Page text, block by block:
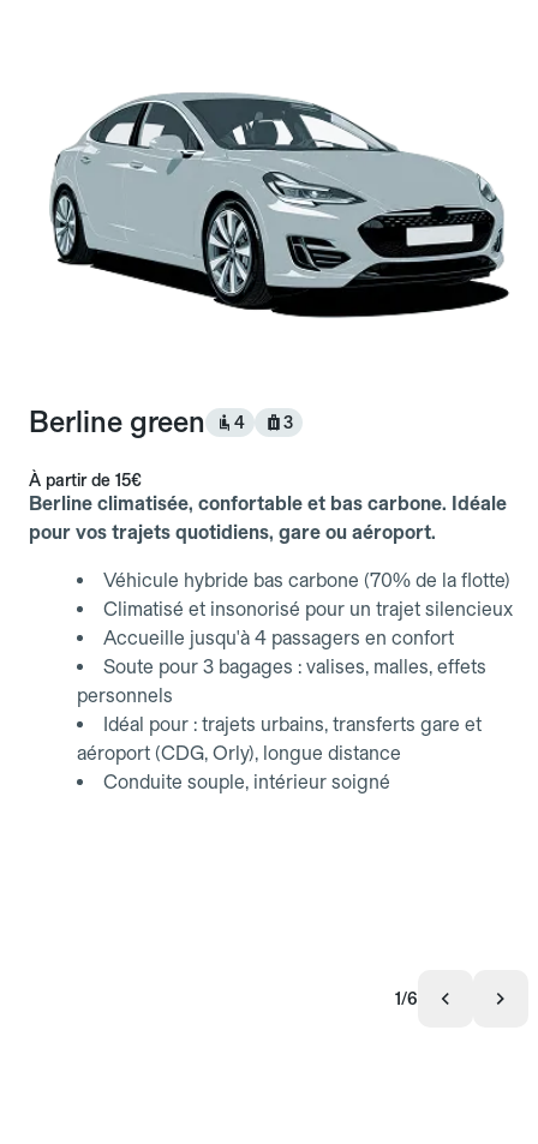
Berline green 4 3
À partir de 15€
Berline climatisée, confortable et bas carbone. Idéale
pour vos trajets quotidiens, gare ou aéroport.
Véhicule hybride bas carbone (70% de la flotte)
Climatisé et insonorisé pour un trajet silencieux
Accueille jusqu'à 4 passagers en confort
Soute pour 3 bagages : valises, malles, effets
personnels
Idéal pour : trajets urbains, transferts gare et
aéroport (CDG, Orly), longue distance
Conduite souple, intérieur soigné
1/6